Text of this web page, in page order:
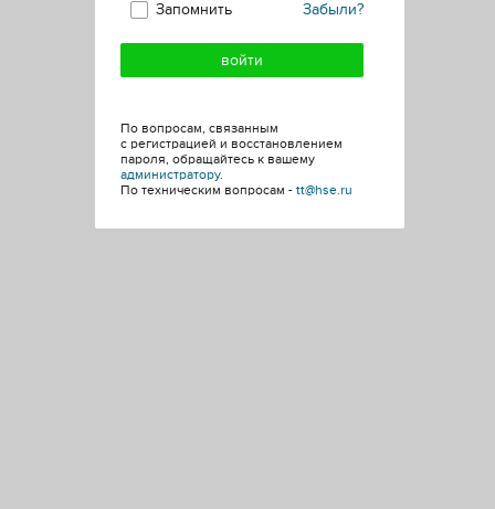
Забыли?
Запомнить
По вопросам, связанным
с регистрацией и восстановлением
пароля, обращайтесь к вашему
администратору.
По техническим вопросам - tt@hse.ru